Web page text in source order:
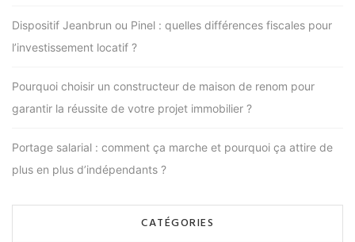
Dispositif Jeanbrun ou Pinel : quelles différences fiscales pour
l’investissement locatif ?
Pourquoi choisir un constructeur de maison de renom pour
garantir la réussite de votre projet immobilier ?
Portage salarial : comment ça marche et pourquoi ça attire de
plus en plus d’indépendants ?
CATÉGORIES